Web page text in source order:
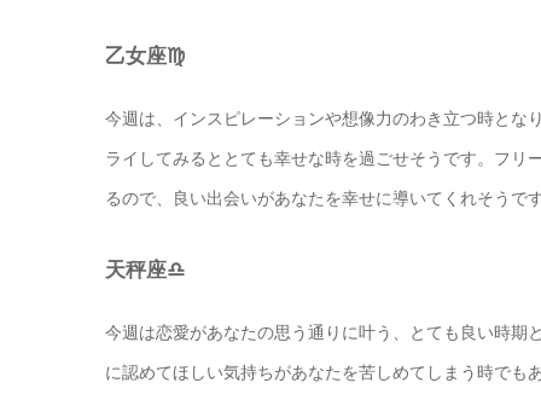
乙女座♍️
今週は、インスピレーションや想像力のわき立つ時とな
ライしてみるととても幸せな時を過ごせそうです。フ
るので、良い出会いがあなたを幸せに導いてくれそうで
天秤座♎️
今週は恋愛があなたの思う通りに叶う、とても良い時期
に認めてほしい気持ちがあなたを苦しめてしまう時で